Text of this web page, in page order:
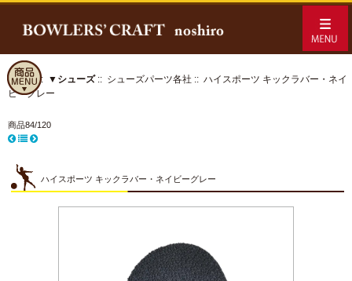
ホーム:: ▼シューズ:: シューズパーツ各社 :: ハイスポーツ キックラバー・ネイ
ビーグレー
商品84/120
ハイスポーツ キックラバー・ネイビーグレー